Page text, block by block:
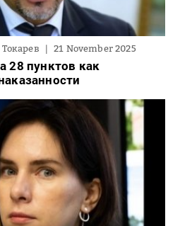
21 November 2025
28 пунктов как